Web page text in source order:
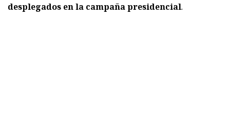
desplegados en la campaña presidencial.